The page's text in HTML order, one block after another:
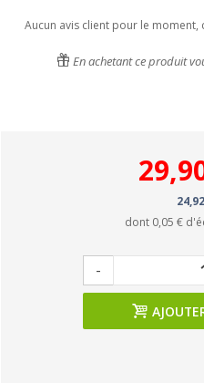
Aucun avis client pour le moment,
En achetant ce produit
dont 0,05 €
-